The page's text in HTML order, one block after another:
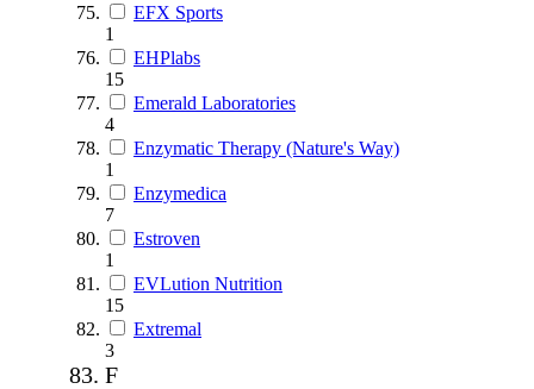
EFX Sports
1
EHPlabs
15
Emerald Laboratories
4
Enzymatic Therapy (Nature's Way)
1
Enzymedica
7
Estroven
1
EVLution Nutrition
15
Extremal
3
F